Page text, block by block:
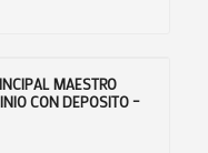
MAESTRO
CON DEPOSITO –